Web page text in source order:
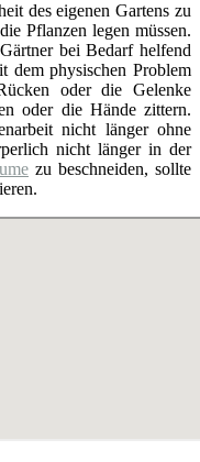
des eigenen Gartens zu
Pflanzen legen müssen.
bei Bedarf helfend
dem physischen Problem
oder die Gelenke
oder die Hände zittern.
nicht länger ohne
nicht länger in der
zu beschneiden, sollte